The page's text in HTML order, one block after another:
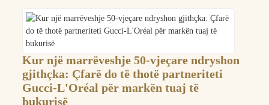
Kur një marrëveshje 50-vjeçare ndryshon
gjithçka: Çfarë do të thotë partneriteti
Gucci-L'Oréal për markën tuaj të
bukurisë